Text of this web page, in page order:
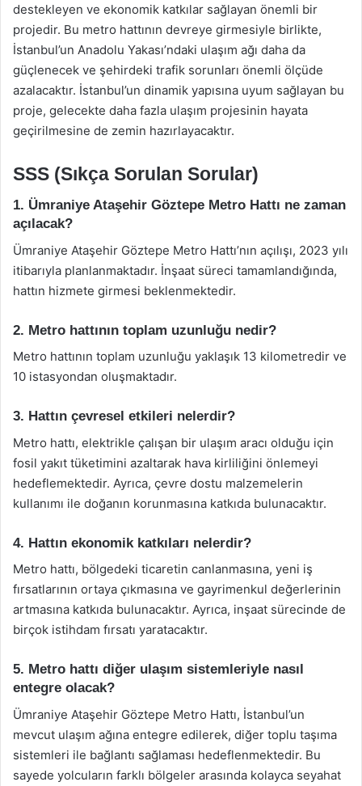
destekleyen ve ekonomik katkılar sağlayan önemli bir
projedir. Bu metro hattının devreye girmesiyle birlikte,
İstanbul’un Anadolu Yakası’ndaki ulaşım ağı daha da
güçlenecek ve şehirdeki trafik sorunları önemli ölçüde
azalacaktır. İstanbul’un dinamik yapısına uyum sağlayan bu
proje, gelecekte daha fazla ulaşım projesinin hayata
geçirilmesine de zemin hazırlayacaktır.
SSS (Sıkça Sorulan Sorular)
1. Ümraniye Ataşehir Göztepe Metro Hattı ne zaman
açılacak?
Ümraniye Ataşehir Göztepe Metro Hattı’nın açılışı, 2023 yılı
itibarıyla planlanmaktadır. İnşaat süreci tamamlandığında,
hattın hizmete girmesi beklenmektedir.
2. Metro hattının toplam uzunluğu nedir?
Metro hattının toplam uzunluğu yaklaşık 13 kilometredir ve
10 istasyondan oluşmaktadır.
3. Hattın çevresel etkileri nelerdir?
Metro hattı, elektrikle çalışan bir ulaşım aracı olduğu için
fosil yakıt tüketimini azaltarak hava kirliliğini önlemeyi
hedeflemektedir. Ayrıca, çevre dostu malzemelerin
kullanımı ile doğanın korunmasına katkıda bulunacaktır.
4. Hattın ekonomik katkıları nelerdir?
Metro hattı, bölgedeki ticaretin canlanmasına, yeni iş
fırsatlarının ortaya çıkmasına ve gayrimenkul değerlerinin
artmasına katkıda bulunacaktır. Ayrıca, inşaat sürecinde de
birçok istihdam fırsatı yaratacaktır.
5. Metro hattı diğer ulaşım sistemleriyle nasıl
entegre olacak?
Ümraniye Ataşehir Göztepe Metro Hattı, İstanbul’un
mevcut ulaşım ağına entegre edilerek, diğer toplu taşıma
sistemleri ile bağlantı sağlaması hedeflenmektedir. Bu
sayede yolcuların farklı bölgeler arasında kolayca seyahat